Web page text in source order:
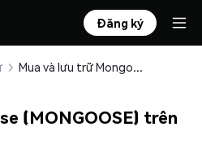
Đăng ký
Mua và lưu trữ Mongoose (MONGOOSE) an toàn
(MONGOOSE) trên